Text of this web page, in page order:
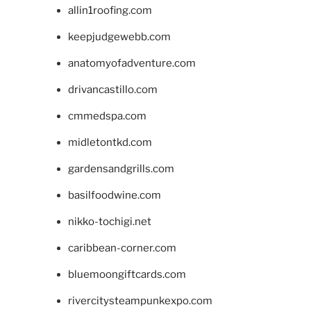
allin1roofing.com
keepjudgewebb.com
anatomyofadventure.com
drivancastillo.com
cmmedspa.com
midletontkd.com
gardensandgrills.com
basilfoodwine.com
nikko-tochigi.net
caribbean-corner.com
bluemoongiftcards.com
rivercitysteampunkexpo.com